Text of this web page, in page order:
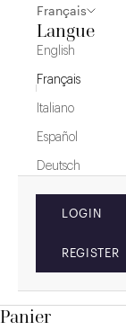
Français
Langue
English
Français
Italiano
Español
Deutsch
LOGIN
REGISTER
Panier